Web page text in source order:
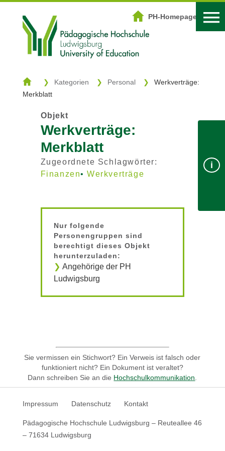
PH-Homepage
DOWNLOADZENTRUM
Kategorien
Schlagwörter
PH-Homepage
i
Kategorien Personal
Werkverträge:
Merkblatt
Objekt
Werkverträge:
Merkblatt
Zugeordnete Schlagwörter:
Finanzen
Werkverträge
Nur folgende
Personengruppen sind
berechtigt dieses Objekt
herunterzuladen:
Angehörige der PH
Ludwigsburg
Sie vermissen ein Stichwort? Ein Verweis ist falsch oder
funktioniert nicht? Ein Dokument ist veraltet?
Dann schreiben Sie an die Hochschulkommunikation
Impressum Datenschutz Kontakt
Pädagogische Hochschule Ludwigsburg – Reuteallee 46
– 71634 Ludwigsburg